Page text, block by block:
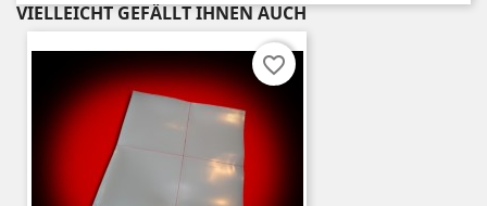
VIELLEICHT GEFÄLLT IHNEN AUCH
favorite_border